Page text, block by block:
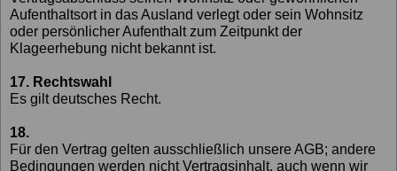
Aufenthaltsort in das Ausland verlegt oder sein Wohnsitz
oder persönlicher Aufenthalt zum Zeitpunkt der
Klageerhebung nicht bekannt ist.
17. Rechtswahl
Es gilt deutsches Recht.
18.
Für den Vertrag gelten ausschließlich unsere AGB; andere
Bedingungen werden nicht Vertragsinhalt, auch wenn wir